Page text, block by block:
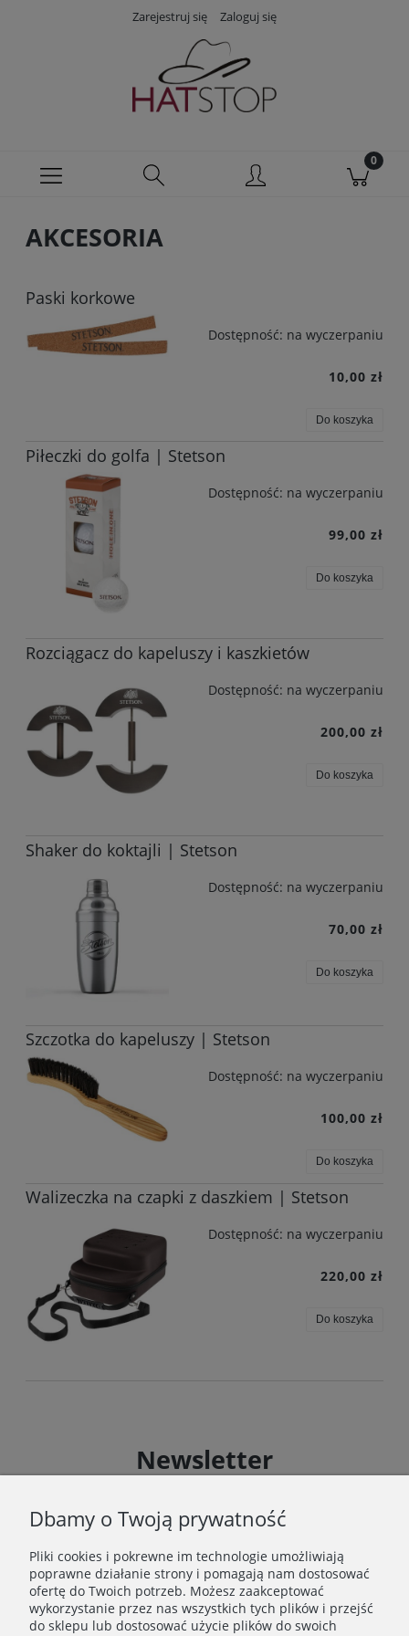
Zarejestruj się Zaloguj się
AKCESORIA
Paski korkowe
Dostępność: na wyczerpaniu
10,00 zł
Do koszyka
Piłeczki do golfa | Stetson
Dostępność: na wyczerpaniu
99,00 zł
Do koszyka
Rozciągacz do kapeluszy i kaszkietów
Dostępność: na wyczerpaniu
200,00 zł
Do koszyka
Shaker do koktajli | Stetson
Dostępność: na wyczerpaniu
70,00 zł
Do koszyka
Szczotka do kapeluszy | Stetson
Dostępność: na wyczerpaniu
100,00 zł
Do koszyka
Walizeczka na czapki z daszkiem | Stetson
Dostępność: na wyczerpaniu
220,00 zł
Do koszyka
Newsletter
zgodnie z Regulaminem akcji promocyjnej
Zapisz się
Zapisując się do Newslettera wyrażasz zgodę na
przetwarzanie Twoich danych osobowych zgodnie z
Polityką prywatności oraz otrzymywanie drogą
elektroniczną informacji handlowej zgodnie z
Dbamy o Twoją prywatność
Pliki cookies i pokrewne im technologie umożliwiają
poprawne działanie strony i pomagają nam dostosować
ofertę do Twoich potrzeb. Możesz zaakceptować
wykorzystanie przez nas wszystkich tych plików i przejść
do sklepu lub dostosować użycie plików do swoich